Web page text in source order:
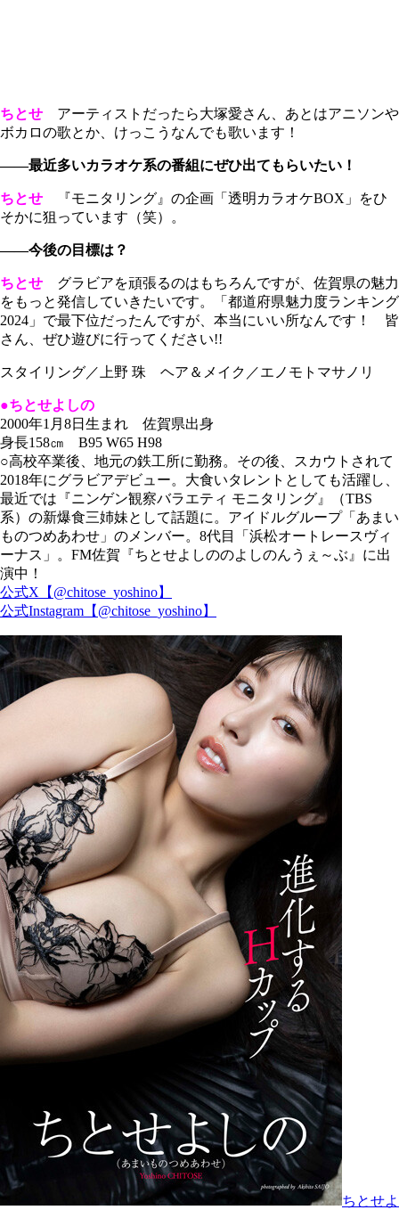
ちとせ アーティストだったら大塚愛さん、あとはアニソンや
ボカロの歌とか、けっこうなんでも歌います！
――最近多いカラオケ系の番組にぜひ出てもらいたい！
ちとせ 『モニタリング』の企画「透明カラオケBOX」をひ
そかに狙っています（笑）。
――今後の目標は？
ちとせ グラビアを頑張るのはもちろんですが、佐賀県の魅力
をもっと発信していきたいです。「都道府県魅力度ランキング
2024」で最下位だったんですが、本当にいい所なんです！ 皆
さん、ぜひ遊びに行ってください!!
スタイリング／上野 珠 ヘア＆メイク／エノモトマサノリ
●ちとせよしの
2000年1月8日生まれ 佐賀県出身
身長158㎝ B95 W65 H98
○高校卒業後、地元の鉄工所に勤務。その後、スカウトされて
2018年にグラビアデビュー。大食いタレントとしても活躍し、
最近では『ニンゲン観察バラエティ モニタリング』（TBS
系）の新爆食三姉妹として話題に。アイドルグループ「あまい
ものつめあわせ」のメンバー。8代目「浜松オートレースヴィ
ーナス」。FM佐賀『ちとせよしののよしのんうぇ～ぶ』に出
演中！
公式X【@chitose_yoshino】
公式Instagram【@chitose_yoshino】
ちとせよ